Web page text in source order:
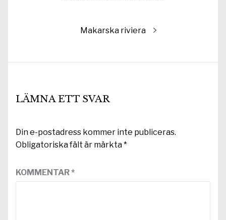
Nästa
Makarska riviera
LÄMNA ETT SVAR
Din e-postadress kommer inte publiceras.
Obligatoriska fält är märkta*
KOMMENTAR*